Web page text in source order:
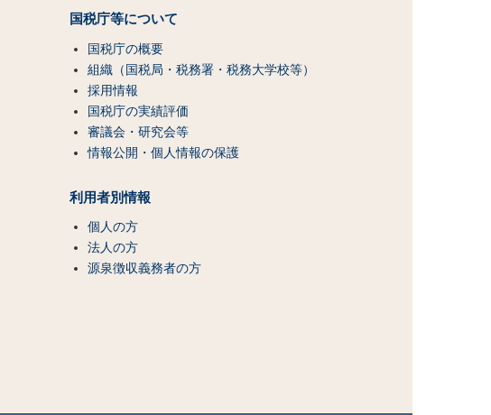
国税庁等について
国税庁の概要
組織（国税局・税務署・税務大学校等）
採用情報
国税庁の実績評価
審議会・研究会等
情報公開・個人情報の保護
利用者別情報
個人の方
法人の方
源泉徴収義務者の方